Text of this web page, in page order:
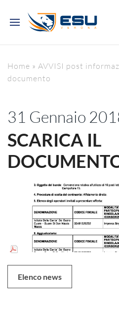
Home » AVVISI post
documento
31 Gennaio
SCARICA IL
Elenco news